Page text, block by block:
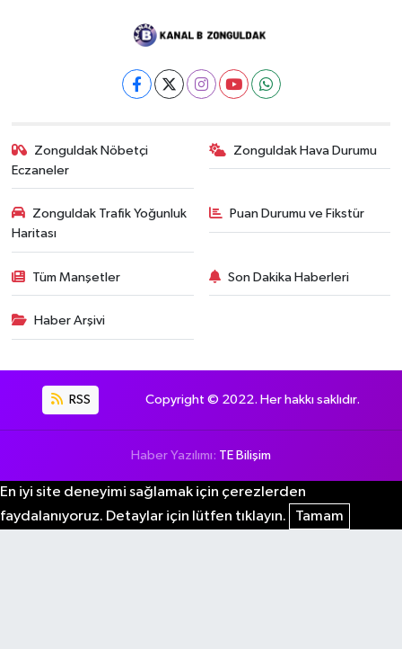
Zonguldak Nöbetçi
Eczaneler
Zonguldak Hava Durumu
Zonguldak Trafik Yoğunluk
Haritası
Puan Durumu ve Fikstür
Tüm Manşetler Son Dakika Haberleri
Haber Arşivi
RSS Copyright © 2022. Her hakkı saklıdır.
Haber Yazılımı: TE Bilişim
En iyi site deneyimi sağlamak için çerezlerden
faydalanıyoruz. Detaylar için lütfen tıklayın.
Tamam